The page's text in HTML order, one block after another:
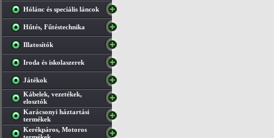
Hólánc és speciális láncok
Hűtés, Fűtéstechnika
Illatosítók
Iroda és iskolaszerek
Játékok
Kábelek, vezetékek,
elosztók
Karácsonyi háztartási
termékek
Kerékpáros, Motoros